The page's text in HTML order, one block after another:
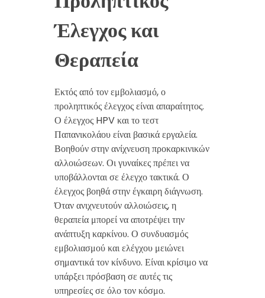
Έλεγχος και
Θεραπεία
Εκτός από τον εμβολιασμό, ο
προληπτικός έλεγχος είναι απαραίτητος.
Ο έλεγχος HPV και το τεστ
Παπανικολάου είναι βασικά εργαλεία.
Βοηθούν στην ανίχνευση προκαρκινικών
αλλοιώσεων. Οι γυναίκες πρέπει να
υποβάλλονται σε έλεγχο τακτικά. Ο
έλεγχος βοηθά στην έγκαιρη διάγνωση.
Όταν ανιχνευτούν αλλοιώσεις, η
θεραπεία μπορεί να αποτρέψει την
ανάπτυξη καρκίνου. Ο συνδυασμός
εμβολιασμού και ελέγχου μειώνει
σημαντικά τον κίνδυνο. Είναι κρίσιμο να
υπάρξει πρόσβαση σε αυτές τις
υπηρεσίες σε όλο τον κόσμο.